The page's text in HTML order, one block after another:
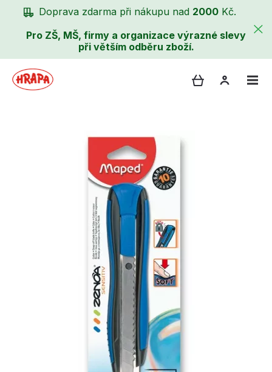
Doprava zdarma při nákupu nad 2000 Kč.
Pro ZŠ, MŠ, firmy a organizace výrazné slevy
při větším odběru zboží.